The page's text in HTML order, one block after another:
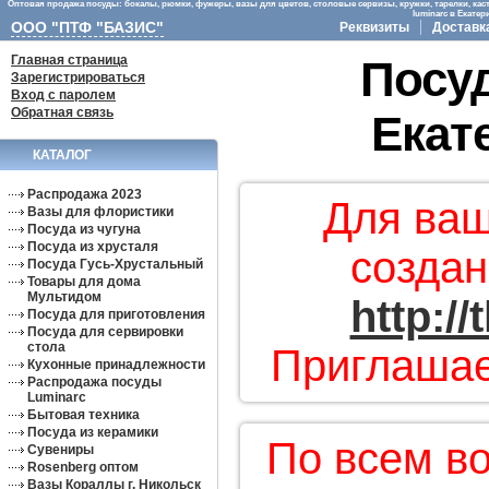
Оптовая продажа посуды: бокалы, рюмки, фужеры, вазы для цветов, столовые сервизы, кружки, тарелки,
luminarc в
ООО "ПТФ "БАЗИС" Реквизиты
Главная страница
Зарегистрироваться
Вход с паролем
Обратная связь
КАТАЛОГ
Распродажа 2023
Вазы для флористики
Посуда из чугуна
Посуда из хрусталя
Посуда Гусь-Хрустальный
Товары для дома
Мультидом
Посуда для приготовления
Посуда для сервировки
стола
Кухонные принадлежности
Распродажа посуды
Luminarc
Бытовая техника
Посуда из керамики
Сувениры
Rosenberg оптом
Вазы Кораллы г. Никольск
Для
http://
По всем